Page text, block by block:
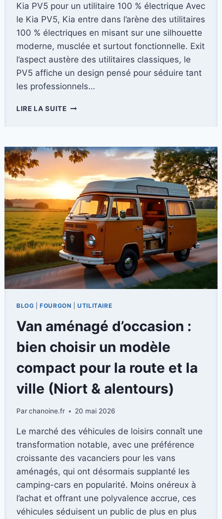
Kia PV5 pour un utilitaire 100 % électrique Avec
le Kia PV5, Kia entre dans l’arène des utilitaires
100 % électriques en misant sur une silhouette
moderne, musclée et surtout fonctionnelle. Exit
l’aspect austère des utilitaires classiques, le
PV5 affiche un design pensé pour séduire tant
les professionnels…
LIRE LA SUITEKIA
APPROFONDI
DU
UTILITAIRE
100
%
ÉLECTRIQUE
DE
DERNIÈRE
GÉNÉRATION
BLOG |FOURGON |UTILITAIRE
Van aménagé d’occasion :
bien choisir un modèle
compact pour la route et la
ville (Niort & alentours)
Parchanoine.fr 20 mai 2026
Le marché des véhicules de loisirs connaît une
transformation notable, avec une préférence
croissante des vacanciers pour les vans
aménagés, qui ont désormais supplanté les
camping-cars en popularité. Moins onéreux à
l’achat et offrant une polyvalence accrue, ces
véhicules séduisent un public de plus en plus